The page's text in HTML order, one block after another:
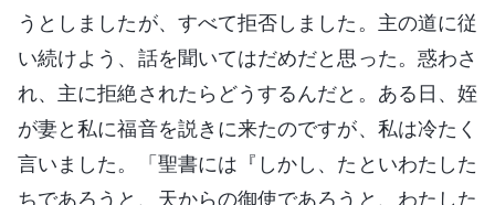
うとしましたが、すべて拒否しました。主の道に従
い続けよう、話を聞いてはだめだと思った。惑わさ
れ、主に拒絶されたらどうするんだと。ある日、姪
が妻と私に福音を説きに来たのですが、私は冷たく
言いました。「聖書には『しかし、たといわたした
ちであろうと、天からの御使であろうと、わたした